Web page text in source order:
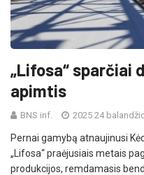
„Lifosa“ sparčiai
apimtis
BNS inf. 2025 24
Pernai gamybą atnaujinusi
„Lifosa“ praėjusiais metais
produkcijos, remdamasis